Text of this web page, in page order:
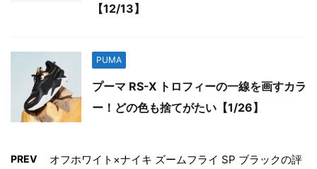
【12/13】
PUMA
プーマ RS-X トロフィーの一線を画すカラ
ー！どの色も捨てがたい【1/26】
PREV
オフホワイト×ナイキ ズームフライ SP ブラックの評